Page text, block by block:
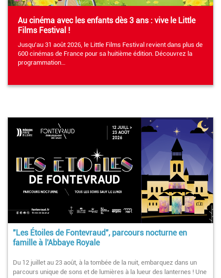
Au cinéma avec les enfants dès 3 ans : vive le Little
Films Festival !
Jusqu'au 31 août 2026, le Little Films Festival revient dans plus de
600 cinémas de France pour sa huitième édition. Découvrez la
programmation…
"Les Étoiles de Fontevraud", parcours nocturne en
famille à l'Abbaye Royale
Du 12 juillet au 23 août, à la tombée de la nuit, embarquez dans un
parcours unique de sons et de lumières à la lueur des lanternes ! Une